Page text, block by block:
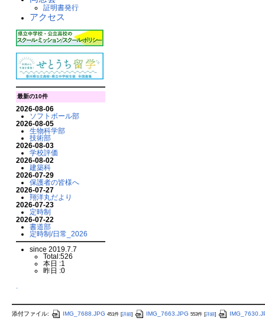
証明書発行
アクセス
最新の10件
2026-08-06
ソフトボール部
2026-08-05
生物科学部
技術部
2026-08-03
学校評価
2026-08-02
建築科
2026-07-29
保護者の皆様へ
2026-07-27
翔洋丸だより
2026-07-23
定時制
2026-07-22
書道部
定時制/日常_2026
since 2019.7.7
Total:526
本日 :1
昨日 :0
添付ファイル: IMG_7688.JPG 451件 [詳細] IMG_7663.JPG 553件 [詳細]